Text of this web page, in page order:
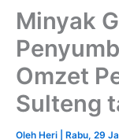
Minyak
Omzet
Sulteng
Oleh Heri Rabu, 29